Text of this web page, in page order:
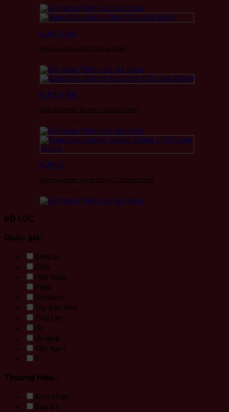
Thêm vào giỏ hàng
RƯỢU HÀN
Rượu Soju Korice Đào 12% chai 360ml
Thêm vào giỏ hàng
RƯỢU HÀN
Rượu Soju Korice Táo xanh 12% chai 360ml
Thêm vào giỏ hàng
KORICE
Rượu Soju Korice Truyền Thống 17,3% chai 360ml
Thêm vào giỏ hàng
BỘ LỌC
Quốc gia
Belarus
Chile
Hàn Quốc
Pháp
Scotland
Tây Ban Nha
Thái Lan
Úc
Ukraina
Việt Nam
Ý
Thương hiệu
Azul Mujer
Bảo Đế